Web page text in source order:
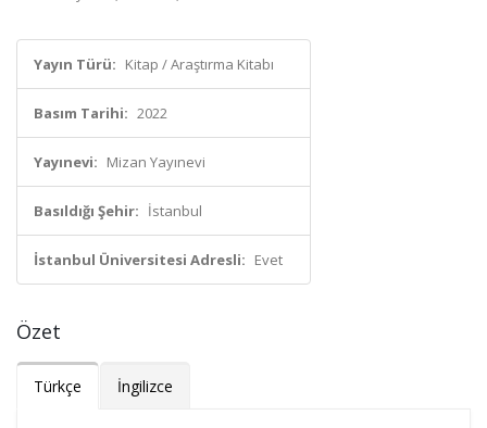
Yayın Türü: Kitap / Araştırma Kitabı
Basım Tarihi: 2022
Yayınevi: Mizan Yayınevi
Basıldığı Şehir: İstanbul
İstanbul Üniversitesi Adresli: Evet
Özet
Türkçe İngilizce